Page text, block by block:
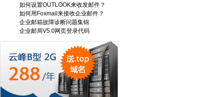
如何设置OUTLOOK来收发邮件？
如何用Foxmail来接收企业邮件？
企业邮箱故障诊断问题集锦
企业邮局V5.0网页登录代码